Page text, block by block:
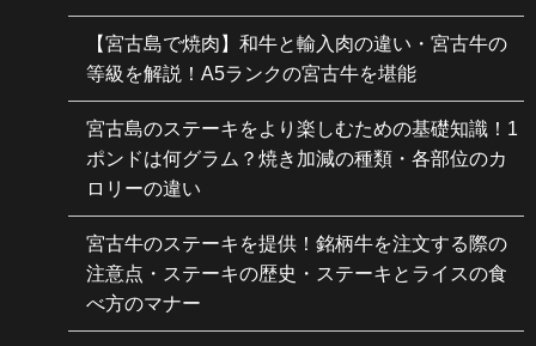
【宮古島で焼肉】和牛と輸入肉の違い・宮古牛の
等級を解説！A5ランクの宮古牛を堪能
宮古島のステーキをより楽しむための基礎知識！1
ポンドは何グラム？焼き加減の種類・各部位のカ
ロリーの違い
宮古牛のステーキを提供！銘柄牛を注文する際の
注意点・ステーキの歴史・ステーキとライスの食
べ方のマナー